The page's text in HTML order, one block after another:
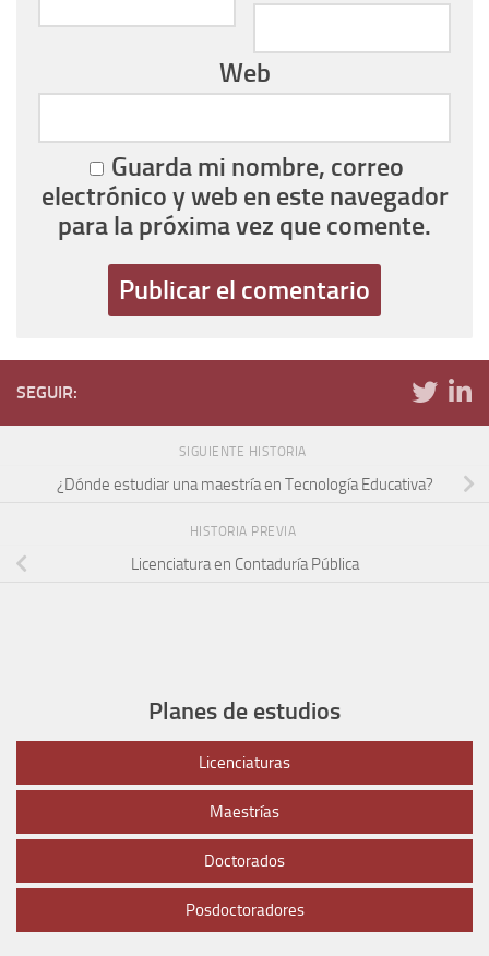
Web
Guarda mi nombre, correo
electrónico y web en este navegador
para la próxima vez que comente.
SEGUIR:
SIGUIENTE HISTORIA
¿Dónde estudiar una maestría en Tecnología Educativa?
HISTORIA PREVIA
Licenciatura en Contaduría Pública
Planes de estudios
Licenciaturas
Maestrías
Doctorados
Posdoctoradores